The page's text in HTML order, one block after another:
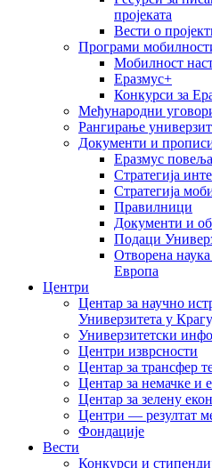
пројеката
Вести о
Програми
Мобилност
Еразмус+
Конкурси за
Међународни
Рангирање
Документи и
Еразмус повеља
Стратегија
Стратегија
Правилници
Документи и
Подаци
Отворена
Европа
Центри
Центар за научно
Универзитета у
Универзитетски
Центри изврсности
Центар за трансфер
Центар за немачке и
Центар за зелену
Центри — резултат
Фондације
Вести
Конкурси и